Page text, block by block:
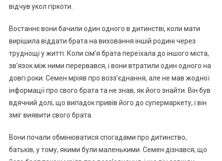
відчув укол гіркоти.
Востаннє вони бачили один одного в дитинстві, коли мати
вирішила віддати брата на виховання іншій родині через
труднощі у житті. Коли сім’я брата переїхала до іншого міста,
зв’язок між ними перервався, і вони втратили один одного на
довгі роки. Семен мріяв про возз’єднання, але не мав жодної
інформації про свого брата та не знав, як його знайти. Він був
вдячний долі, що випадок привів його до супермаркету, і він
зміг виявити свого брата.
Вони почали обмінюватися спогадами про дитинство,
батьків, у тому, якими були маленькими. Семен дізнався, що